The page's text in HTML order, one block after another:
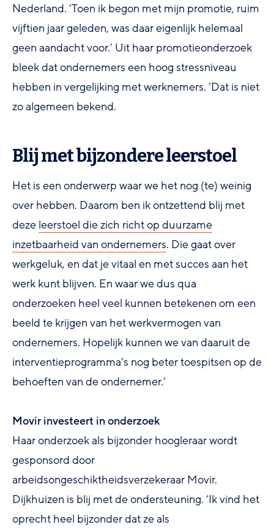
Nederland. ‘Toen ik begon met mijn promotie, ruim
vijftien jaar geleden, was daar eigenlijk helemaal
geen aandacht voor.’ Uit haar promotieonderzoek
bleek dat ondernemers een hoog stressniveau
hebben in vergelijking met werknemers. ‘Dat is niet
zo algemeen bekend.
Blij met bijzondere leerstoel
Het is een onderwerp waar we het nog (te) weinig
over hebben. Daarom ben ik ontzettend blij met
deze leerstoel die zich richt op duurzame
inzetbaarheid van ondernemers. Die gaat over
werkgeluk, en dat je vitaal en met succes aan het
werk kunt blijven. En waar we dus qua
onderzoeken heel veel kunnen betekenen om een
beeld te krijgen van het werkvermogen van
ondernemers. Hopelijk kunnen we van daaruit de
interventieprogramma’s nog beter toespitsen op de
behoeften van de ondernemer.’
Movir investeert in onderzoek
Haar onderzoek als bijzonder hoogleraar wordt
gesponsord door
arbeidsongeschiktheidsverzekeraar Movir.
Dijkhuizen is blij met de ondersteuning. ‘Ik vind het
oprecht heel bijzonder dat ze als